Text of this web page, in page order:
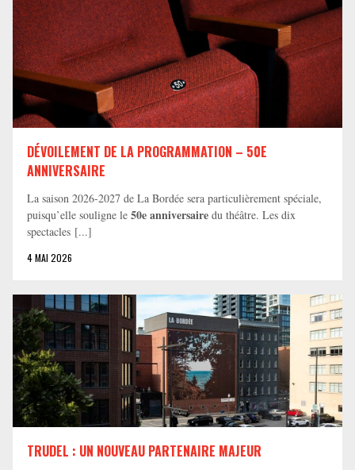
DÉVOILEMENT DE LA PROGRAMMATION – 50E
ANNIVERSAIRE
La saison 2026-2027 de La Bordée sera particulièrement spéciale,
puisqu’elle souligne le 50e anniversaire du théâtre. Les dix
spectacles [...]
4 MAI 2026
TRUDEL : UN NOUVEAU PARTENAIRE MAJEUR